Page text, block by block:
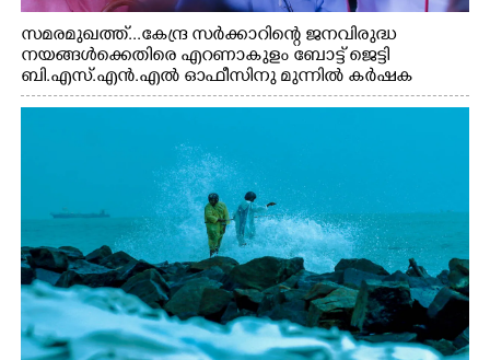
സമരമുഖത്ത്...കേന്ദ്ര സർക്കാറിന്റെ ജനവിരുദ്ധ
നയങ്ങൾക്കെതിരെ എറണാകുളം ബോട്ട് ജെട്ടി
ബി.എസ്.എൻ.എൽ ഓഫീസിനു മുന്നിൽ കർഷക
തൊഴിലാളി സംയുക്ത സമര സമിതി സംഘടിപ്പിച്ച
മുദ്രാവാക്യം വിളിക്കുന്ന മുൻ മന്ത്രി എസ്. ശർമ്മ